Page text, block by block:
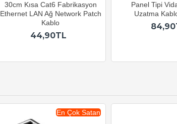
30cm Kısa Cat6 Fabrikasyon
Ethernet LAN Ağ Network Patch
Kablo
44,90TL
Panel Tipi
Uzatma
En Çok Satan